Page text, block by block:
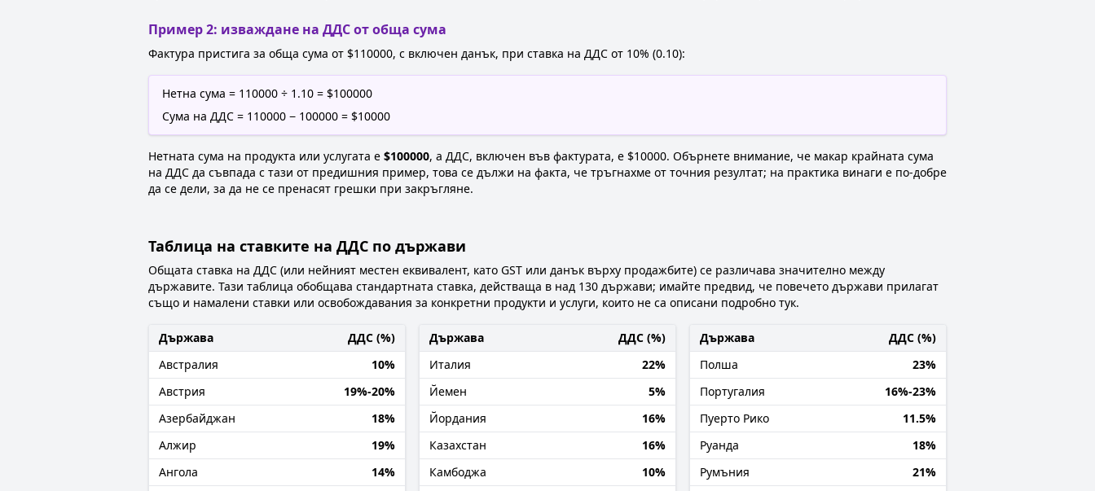
Пример 2: изваждане на ДДС от обща сума
Фактура пристига за обща сума от $110000, с включен данък, при ставка на ДДС от 10% (0.10):
Нетна сума = 110000 ÷ 1.10 = $100000
Сума на ДДС = 110000 − 100000 = $10000
Нетната сума на продукта или услугата е $100000, а ДДС, включен във фактурата, е $10000. Обърнете внимание, че макар крайната сума
на ДДС да съвпада с тази от предишния пример, това се дължи на факта, че тръгнахме от точния резултат; на практика винаги е по-добре
да се дели, за да не се пренасят грешки при закръгляне.
Таблица на ставките на ДДС по държави
Общата ставка на ДДС (или нейният местен еквивалент, като GST или данък върху продажбите) се различава значително между
държавите. Тази таблица обобщава стандартната ставка, действаща в над 130 държави; имайте предвид, че повечето държави прилагат
също и намалени ставки или освобождавания за конкретни продукти и услуги, които не са описани подробно тук.
Държава
ДДС (%)
Австралия
10%
Австрия
19%-20%
Азербайджан
18%
Алжир
19%
Ангола
14%
Държава
ДДС (%)
Италия
22%
Йемен
5%
Йордания
16%
Казахстан
16%
Камбоджа
10%
Държава
ДДС (%)
Полша
23%
Португалия
16%-23%
Пуерто Рико
11.5%
Руанда
18%
Румъния
21%